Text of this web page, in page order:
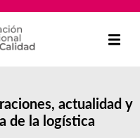
actualidad y
de la logística